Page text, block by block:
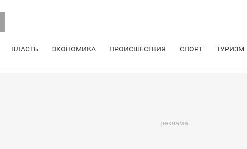
ВЛАСТЬ ЭКОНОМИКА ПРОИСШЕСТВИЯ СПОРТ ТУРИЗМ